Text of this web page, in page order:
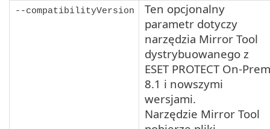
--compatibilityVersion
Ten opcjonalny
parametr dotyczy
narzędzia Mirror Tool
dystrybuowanego z
ESET PROTECT On-Prem
8.1 i nowszymi
wersjami.
Narzędzie Mirror Tool